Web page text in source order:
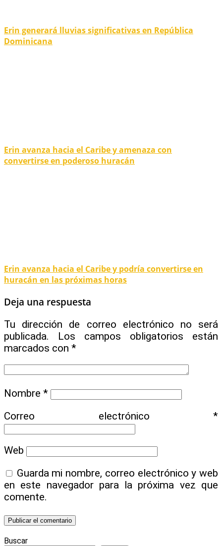
Erin generará lluvias significativas en República
Dominicana
Erin avanza hacia el Caribe y amenaza con
convertirse en poderoso huracán
Erin avanza hacia el Caribe y podría convertirse en
huracán en las próximas horas
Deja una respuesta
Tu dirección de correo electrónico no será
publicada.
Los campos obligatorios están
marcados con *
Nombre *
Correo electrónico *
Web
Guarda mi nombre, correo electrónico y web
en este navegador para la próxima vez que
comente.
Buscar